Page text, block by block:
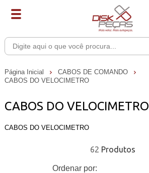
Página Inicial
CABOS DE COMANDO
CABOS DO VELOCIMETRO
CABOS DO VELOCIMETRO
CABOS DO VELOCIMETRO
62
Ordenar por: